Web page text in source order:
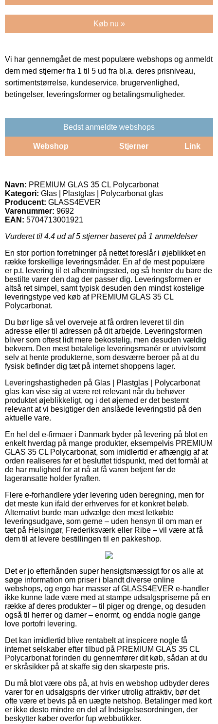
Køb nu »
Vi har gennemgået de mest populære webshops og anmeldt
dem med stjerner fra 1 til 5 ud fra bl.a. deres prisniveau,
sortimentstørrelse, kundeservice, brugervenlighed,
betingelser, leveringsformer og betalingsmuligheder.
Bedst anmeldte webshops
Webshop Stjerner Link
Navn: PREMIUM GLAS 35 CL Polycarbonat
Kategori: Glas | Plastglas | Polycarbonat glas
Producent: GLASS4EVER
Varenummer: 9692
EAN: 5704713001921
Vurderet til 4.4 ud af 5 stjerner baseret på 1 anmeldelser
En stor portion forretninger på nettet foreslår i øjeblikket en
række forskellige leveringsmåder. En af de mest populære
er p.t. levering til et afhentningssted, og så henter du bare de
bestilte varer den dag der passer dig. Leveringsformen er
altså ret simpel, samt typisk desuden den mindst kostelige
leveringstype ved køb af PREMIUM GLAS 35 CL
Polycarbonat.
Du bør lige så vel overveje at få ordren leveret til din
adresse eller til adressen på dit arbejde. Leveringsformen
bliver som oftest lidt mere bekostelig, men desuden vældig
bekvem. Den mest betalelige leveringsmanér er utvivlsomt
selv at hente produkterne, som desværre beroer på at du
fysisk befinder dig tæt på internet shoppens lager.
Leveringshastigheden på Glas | Plastglas | Polycarbonat
glas kan vise sig at være ret relevant når du behøver
produktet øjeblikkeligt, og i det øjemed er det bestemt
relevant at vi besigtiger den anslåede leveringstid på den
aktuelle vare.
En hel del e-firmaer i Danmark byder på levering på blot en
enkelt hverdag på mange produkter, eksempelvis PREMIUM
GLAS 35 CL Polycarbonat, som imidlertid er afhængig af at
orden realiseres før et besluttet tidspunkt, med det formål at
de har mulighed for at nå at få varen betjent før de
lageransatte holder fyraften.
Flere e-forhandlere yder levering uden beregning, men for
det meste kun ifald der erhverves for et konkret beløb.
Alternativt burde man udvælge den mest letkøbte
leveringsudgave, som gerne – uden hensyn til om man er
tæt på Helsingør, Frederiksværk eller Ribe – vil være at få
dem til at levere bestillingen til en pakkeshop.
Det er jo efterhånden super hensigtsmæssigt for os alle at
søge information om priser i blandt diverse online
webshops, og ergo har masser af GLASS4EVER e-handler
ikke kunne lade være med at stampe udsalgspriserne på en
række af deres produkter – til piger og drenge, og desuden
også til herrer og damer – enormt, og endda nogle gange
love portofri levering.
Det kan imidlertid blive rentabelt at inspicere nogle få
internet selskaber efter tilbud på PREMIUM GLAS 35 CL
Polycarbonat forinden du gennemfører dit køb, sådan at du
er skråsikker på at skaffe sig den skarpeste pris.
Du må blot være obs på, at hvis en webshop udbyder deres
varer for en udsalgspris der virker utrolig attraktiv, bør det
ofte være et bevis på en uægte netshop. Betalinger med kort
er ikke desto mindre en del af Indsigelsesordningen, der
beskytter køber overfor fup webbutikker.